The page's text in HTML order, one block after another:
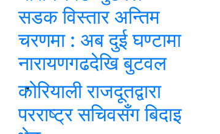
सडक विस्तार अन्तिम
चरणमा : अब दुई घण्टामा
नारायणगढदेखि बुटवल
कोरियाली राजदूतद्वारा
परराष्ट्र सचिवसँग बिदाइ